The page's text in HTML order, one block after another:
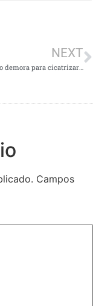
NEXT
Quanto tempo demora para cicatrizar uma ferida?
Campos